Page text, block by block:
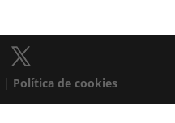
| Política de cookies